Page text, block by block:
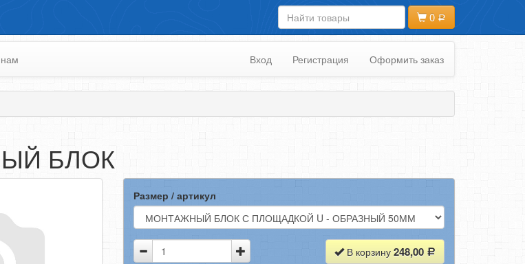
0
Вход Регистрация Оформить заказ
БЛОК
Размер / артикул
В корзину 248,00